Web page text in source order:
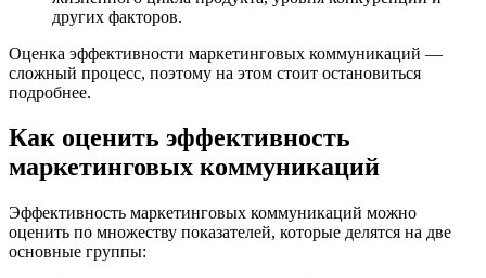
других факторов.
Оценка эффективности маркетинговых коммуникаций —
сложный процесс, поэтому на этом стоит остановиться
подробнее.
Как оценить эффективность
маркетинговых коммуникаций
Эффективность маркетинговых коммуникаций можно
оценить по множеству показателей, которые делятся на две
основные группы: